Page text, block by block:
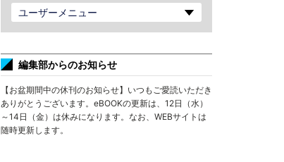
ユーザーメニュー
編集部からのお知らせ
【お盆期間中の休刊のお知らせ】いつもご愛読いただき
ありがとうございます。eBOOKの更新は、12日（水）
～14日（金）は休みになります。なお、WEBサイトは
随時更新します。